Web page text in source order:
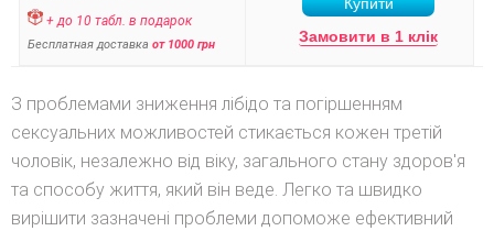
+ до 10 табл. в подарок
Бесплатная доставкаот 1000 грн Замовити в 1 клік
З проблемами зниження лібідо та погіршенням
сексуальних можливостей стикається кожен третій
чоловік, незалежно від віку, загального стану здоров'я
та способу життя, який він веде. Легко та швидко
вирішити зазначені проблеми допоможе ефективний